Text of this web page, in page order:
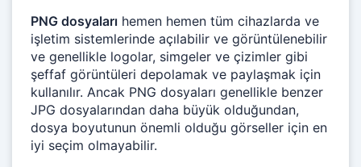
PNG dosyaları hemen hemen tüm cihazlarda ve
işletim sistemlerinde açılabilir ve görüntülenebilir
ve genellikle logolar, simgeler ve çizimler gibi
şeffaf görüntüleri depolamak ve paylaşmak için
kullanılır. Ancak PNG dosyaları genellikle benzer
JPG dosyalarından daha büyük olduğundan,
dosya boyutunun önemli olduğu görseller için en
iyi seçim olmayabilir.